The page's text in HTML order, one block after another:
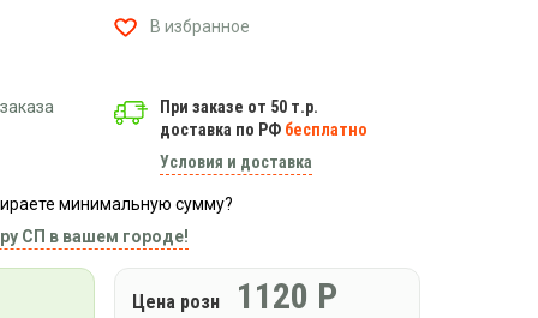
В избранное
При заказе от 50 т.р.
доставка по РФ бесплатно
Условия и доставка
минимальную сумму?
СП в вашем городе!
Цена розн 1120 Р